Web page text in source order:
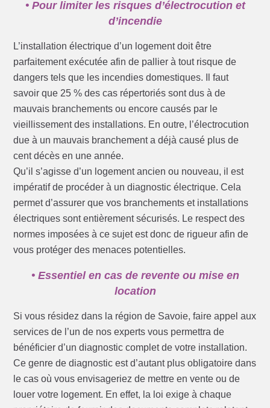
• Pour limiter les risques d’électrocution et
d’incendie
L’installation électrique d’un logement doit être
parfaitement exécutée afin de pallier à tout risque de
dangers tels que les incendies domestiques. Il faut
savoir que 25 % des cas répertoriés sont dus à de
mauvais branchements ou encore causés par le
vieillissement des installations. En outre, l’électrocution
due à un mauvais branchement a déjà causé plus de
cent décès en une année.
Qu’il s’agisse d’un logement ancien ou nouveau, il est
impératif de procéder à un diagnostic électrique. Cela
permet d’assurer que vos branchements et installations
électriques sont entièrement sécurisés. Le respect des
normes imposées à ce sujet est donc de rigueur afin de
vous protéger des menaces potentielles.
• Essentiel en cas de revente ou mise en
location
Si vous résidez dans la région de Savoie, faire appel aux
services de l’un de nos experts vous permettra de
bénéficier d’un diagnostic complet de votre installation.
Ce genre de diagnostic est d’autant plus obligatoire dans
le cas où vous envisageriez de mettre en vente ou de
louer votre logement. En effet, la loi exige à chaque